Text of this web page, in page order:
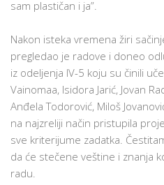
sam plastičan i ja”.
Nakon isteka vremena žiri
pregledao je radove i doneo
iz odeljenja IV-5 koju su činili
Vainomaa, Isidora Jarić, Jovan
Anđela Todorović, Miloš
na najzreliji način pristupila
sve kriterijume zadatka.
da će stečene veštine i znanja
radu.